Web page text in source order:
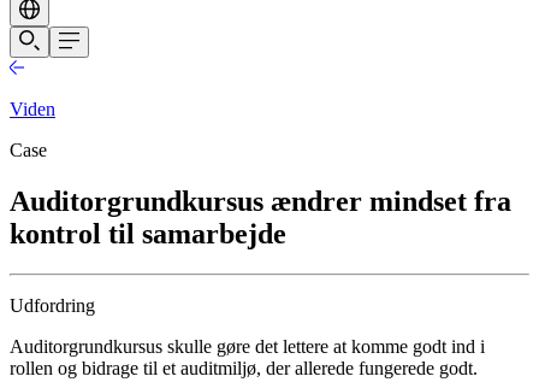
Viden
Case
Auditorgrundkursus ændrer mindset fra
kontrol til samarbejde
Udfordring
Auditorgrundkursus skulle gøre det lettere at komme godt ind i
rollen og bidrage til et auditmiljø, der allerede fungerede godt.